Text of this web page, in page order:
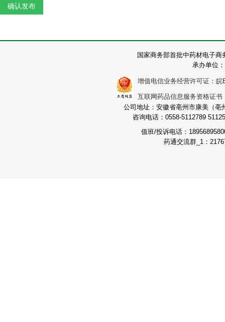
国家商务部首批中药材电子
承办单位
增值电信业务经营许可证：皖
互联网药品信息服务资格证
公司地址：安徽省亳州市康美（
咨询电话：0558-5112789
值班/投诉电话：
药通交流群_1：